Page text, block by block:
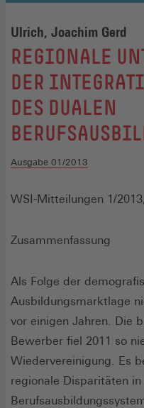
Ulrich, Joachim Gerd
:
REGIONALE
DER
DES DUALEN
Ausgabe 01/2013
WSI-Mitteilungen 1/
Zusammenfassung
Als Folge der
Ausbildungsmarktlage
vor einigen Jahren. Die
Bewerber fiel 2011 so
Wiedervereinigung. Es
regionale Disparitäten